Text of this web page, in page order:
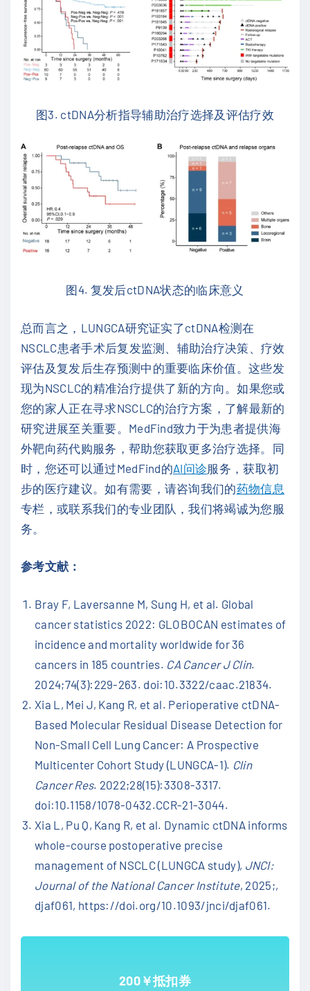
图3. ctDNA分析指导辅助治疗选择及评估疗效
图4. 复发后ctDNA状态的临床意义
总而言之，LUNGCA研究证实了ctDNA检测在
NSCLC患者手术后复发监测、辅助治疗决策、疗效
评估及复发后生存预测中的重要临床价值。这些发
现为NSCLC的精准治疗提供了新的方向。如果您或
您的家人正在寻求NSCLC的治疗方案，了解最新的
研究进展至关重要。MedFind致力于为患者提供海
外靶向药代购服务，帮助您获取更多治疗选择。同
时，您还可以通过MedFind的AI问诊服务，获取初
步的医疗建议。如有需要，请咨询我们的药物信息
专栏，或联系我们的专业团队，我们将竭诚为您服
务。
参考文献：
Bray F, Laversanne M, Sung H, et al. Global
cancer statistics 2022: GLOBOCAN estimates of
incidence and mortality worldwide for 36
cancers in 185 countries. CA Cancer J Clin.
2024;74(3):229-263. doi:10.3322/caac.21834.
Xia L, Mei J, Kang R, et al. Perioperative ctDNA-
Based Molecular Residual Disease Detection for
Non-Small Cell Lung Cancer: A Prospective
Multicenter Cohort Study (LUNGCA-1). Clin
Cancer Res. 2022;28(15):3308-3317.
doi:10.1158/1078-0432.CCR-21-3044.
Xia L, Pu Q, Kang R, et al. Dynamic ctDNA informs
whole-course postoperative precise
management of NSCLC (LUNGCA study), JNCI:
Journal of the National Cancer Institute, 2025;,
djaf061, https://doi.org/10.1093/jnci/djaf061.
200￥抵扣券